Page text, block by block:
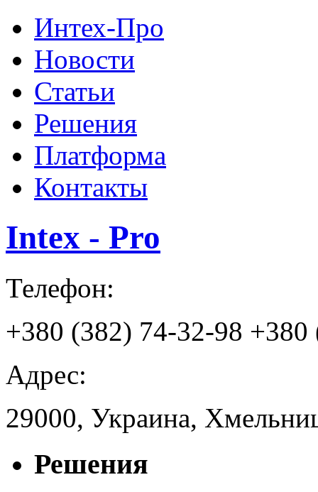
Интех-Про
Новости
Статьи
Решения
Платформа
Контакты
Intex - Pro
Телефон:
+380 (382) 74-32-98 +380
Адрес:
29000, Украина,
Решения